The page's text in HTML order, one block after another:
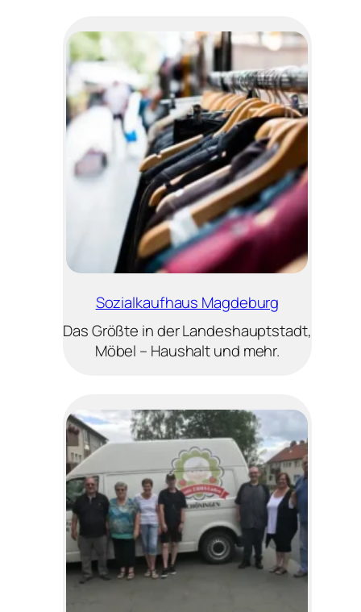
Sozialkaufhaus Magdeburg
Das Größte in der Landeshauptstadt,
Möbel – Haushalt und mehr.